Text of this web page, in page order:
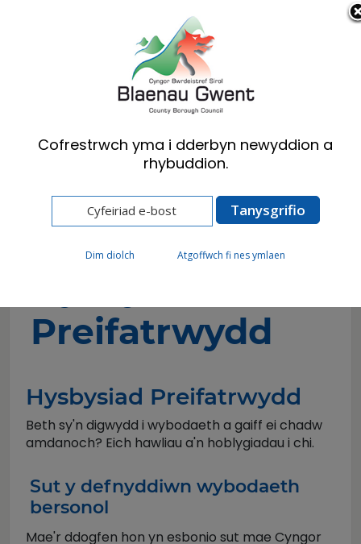
Cymraeg English
Cyngor
Hysbysiad Preifatrwydd
Preifatrwydd
Hysbysiad Preifatrwydd
Beth sy'n digwydd i wybodaeth a gaiff ei chadw
amdanoch? Eich hawliau a'n hoblygiadau i chi.
Sut y defnyddiwn wybodaeth
bersonol
Mae'r ddogfen hon yn esbonio sut mae Cyngor
Cofrestrwch yma i dderbyn newyddion a
rhybuddion.
Dim diolch Atgoffwch fi nes ymlaen